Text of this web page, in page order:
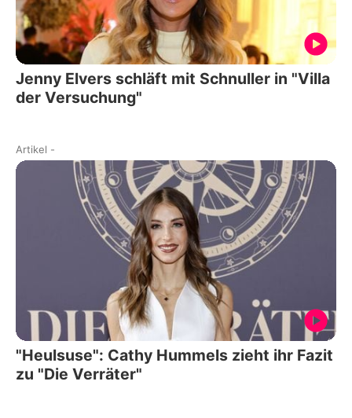
Jenny Elvers schläft mit Schnuller in "Villa
der Versuchung"
Artikel -
"Heulsuse": Cathy Hummels zieht ihr Fazit
zu "Die Verräter"